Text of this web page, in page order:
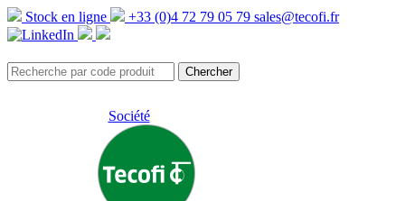
Stock en ligne +33 (0)4 72 79 05 79 sales@tecofi.fr
Société